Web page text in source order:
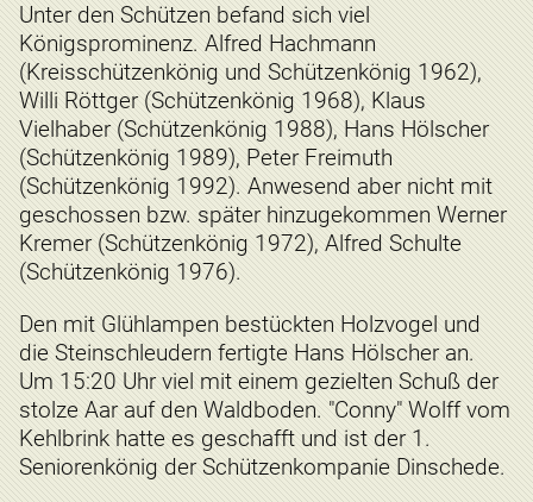
Unter den Schützen befand sich viel
Königsprominenz. Alfred Hachmann
(Kreisschützenkönig und Schützenkönig 1962),
Willi Röttger (Schützenkönig 1968), Klaus
Vielhaber (Schützenkönig 1988), Hans Hölscher
(Schützenkönig 1989), Peter Freimuth
(Schützenkönig 1992). Anwesend aber nicht mit
geschossen bzw. später hinzugekommen Werner
Kremer (Schützenkönig 1972), Alfred Schulte
(Schützenkönig 1976).
Den mit Glühlampen bestückten Holzvogel und
die Steinschleudern fertigte Hans Hölscher an.
Um 15:20 Uhr viel mit einem gezielten Schuß der
stolze Aar auf den Waldboden. "Conny" Wolff vom
Kehlbrink hatte es geschafft und ist der 1.
Seniorenkönig der Schützenkompanie Dinschede.